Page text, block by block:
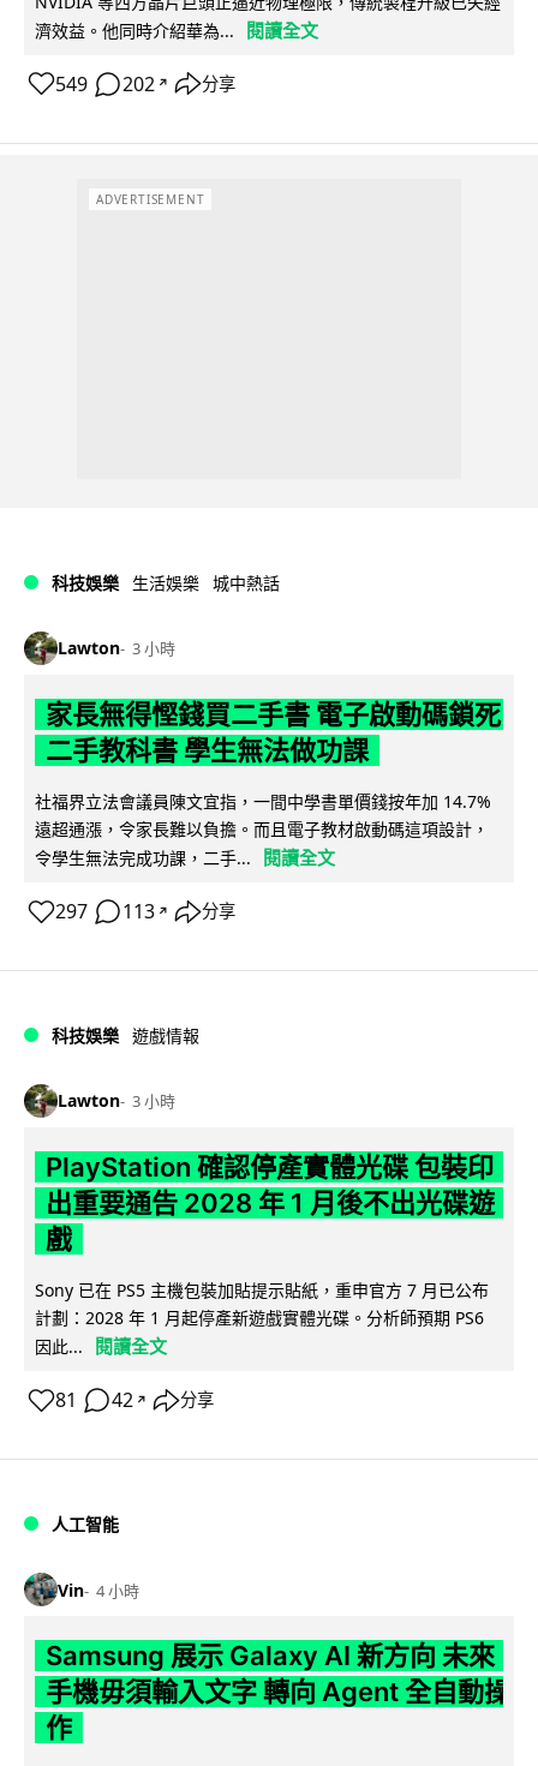
濟效益。他同時介紹華為...
閱讀全文
549 202 ↗ 分享
ADVERTISEMENT
科技娛樂 生活娛樂 城中熱話
Lawton 3 小時
家長無得慳錢買二手書 電子啟動碼鎖死
二手教科書 學生無法做功課
社福界立法會議員陳文宜指，一間中學書單價錢按年加 14.7%
遠超通漲，令家長難以負擔。而且電子教材啟動碼這項設計，
令學生無法完成功課，二手...
閱讀全文
297 113 ↗ 分享
科技娛樂 遊戲情報
Lawton 3 小時
PlayStation 確認停產實體光碟 包裝印
出重要通告 2028 年 1 月後不出光碟遊
戲
Sony 已在 PS5 主機包裝加貼提示貼紙，重申官方 7 月已公布
計劃：2028 年 1 月起停產新遊戲實體光碟。分析師預期 PS6
因此...
閱讀全文
81 42 ↗ 分享
人工智能
Vin 4 小時
Samsung 展示 Galaxy AI 新方向 未來
手機毋須輸入文字 轉向 Agent 全自動操
作